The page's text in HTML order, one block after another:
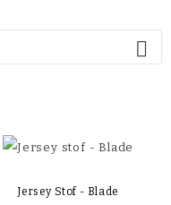

Jersey Stof - Blade